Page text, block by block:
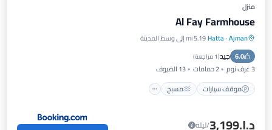
منزل
Al Fay Farmhouse
Ajman
·
Hatta5.19 mi إلى وسط المدينة
6.0 جيد(1 مراجعة )
3 غرف نوم 2 حمامات
13 الضيوف
موقف سيارات
مسبح
موقف سيارات مسبح
إنترنت
د.إ.‏3,199
/ليلة